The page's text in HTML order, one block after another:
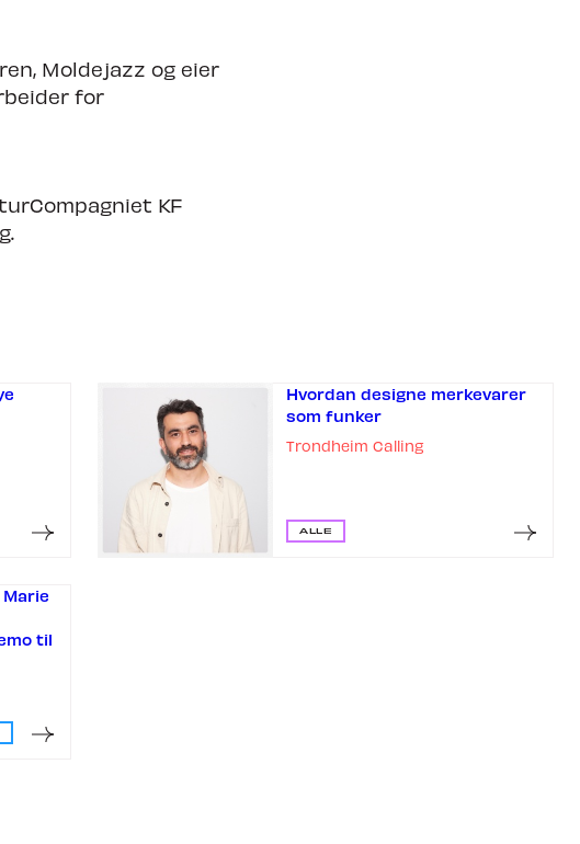
Moldejazz og eier
for
KF
Hvordan designe merkevarer
som funker
Trondheim Calling
ALLE
til